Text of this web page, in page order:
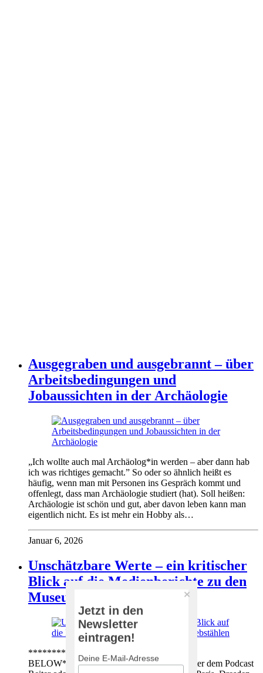
Ausgegraben und ausgebrannt – über
Arbeitsbedingungen und
Jobaussichten in der Archäologie
„Ich wollte auch mal Archäolog*in werden – aber dann hab
ich was richtiges gemacht.” So oder so ähnlich heißt es
häufig, wenn man mit Personen ins Gespräch kommt und
offenlegt, dass man Archäologie studiert (hat). Soll heißen:
Archäologie ist schön und gut, aber davon leben kann man
eigentlich nicht. Es ist mehr ein Hobby als…
Januar 6, 2026
Unschätzbare Werte – ein kritischer
Blick auf die Medienberichte zu den
Museumsdiebstählen
*********ENGLISH VERSION
BELOW*********Deutsche Hörversion unter dem Podcast
Jetzt in den
Newsletter
eintragen!
Deine E-Mail-Adresse